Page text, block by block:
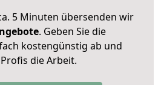
5 Minuten übersenden wir
. Geben Sie die
kostengünstig ab und
die Arbeit.